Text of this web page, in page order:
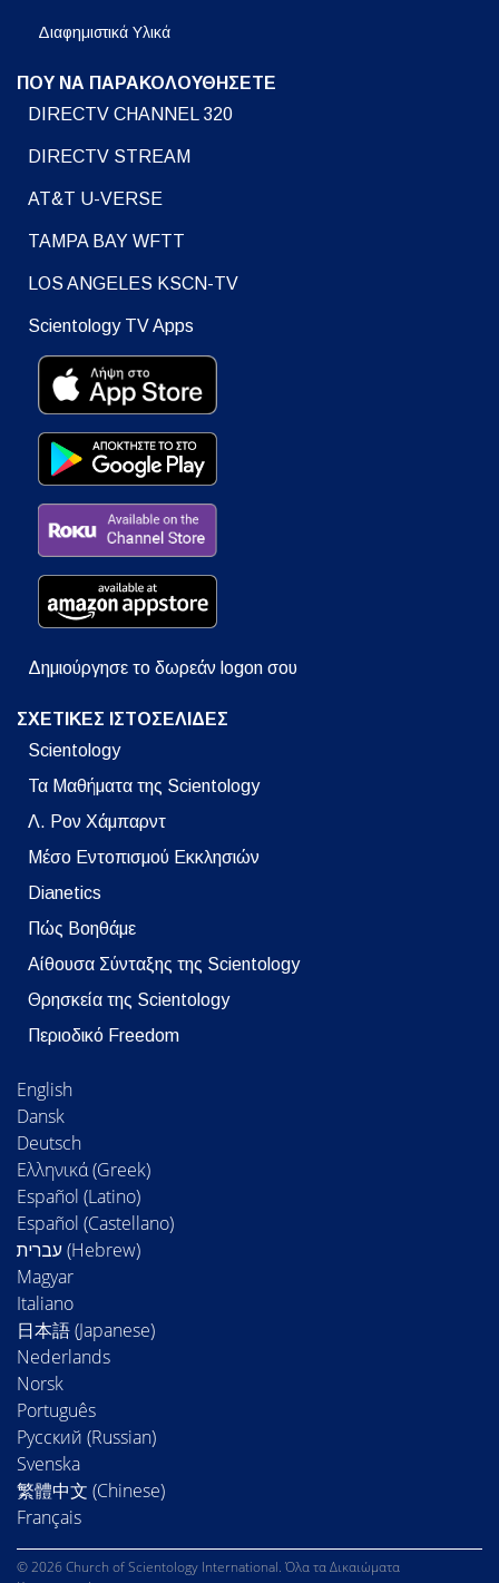
Διαφημιστικά Υλικά
ΠΟΥ ΝΑ ΠΑΡΑΚΟΛΟΥΘΗΣΕΤΕ
DIRECTV CHANNEL 320
DIRECTV STREAM
AT&T U-VERSE
TAMPA BAY WFTT
LOS ANGELES KSCN-TV
Scientology TV Apps
Δημιούργησε το δωρεάν logon σου
ΣΧΕΤΙΚΕΣ ΙΣΤΟΣΕΛΙΔΕΣ
Scientology
Τα Μαθήματα της Scientology
Λ. Ρον Χάμπαρντ
Μέσο Εντοπισμού Εκκλησιών
Dianetics
Πώς Βοηθάμε
Αίθουσα Σύνταξης της Scientology
Θρησκεία της Scientology
Περιοδικό Freedom
English
Dansk
Deutsch
Ελληνικά (Greek)
Español (Latino)
Español (Castellano)
Magyar
Italiano
日本語 (Japanese)
Nederlands
Norsk
Português
Русский (Russian)
Svenska
繁體中文 (Chinese)
Français
© 2026 Church of Scientology International. Όλα τα Δικαιώματα